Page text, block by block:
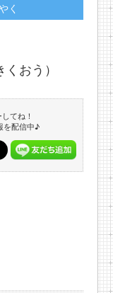
く
おう）
てね！
を配信中♪